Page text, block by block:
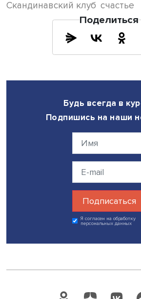
Особое внимание уделяется детям.
поддерживают, понимая, что
коллегами и между учителями и
ключевые роли. Философии хюгге
моментам, находить гармонию и
скандинавская модель всеобщего
демонстрирует, как доверие и
общества создают прочный
Завершая свою лекцию, Эллина
модель в других странах
пересмотра ценностей,
формирования культуры доверия.
показывает, что счастье
заботиться о себе и
свои собственные потребности.